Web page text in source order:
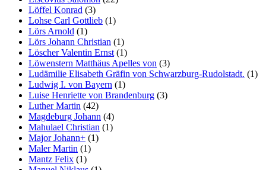
Löffel Konrad (3)
Lohse Carl Gottlieb (1)
Lörs Arnold (1)
Lörs Johann Christian (1)
Löscher Valentin Ernst (1)
Löwenstern Matthäus Apelles von (3)
Ludämilie Elisabeth Gräfin von Schwarzburg-Rudolstadt. (1)
Ludwig I. von Bayern (1)
Luise Henriette von Brandenburg (3)
Luther Martin (42)
Magdeburg Johann (4)
Mahulael Christian (1)
Major Johann+ (1)
Maler Martin (1)
Mantz Felix (1)